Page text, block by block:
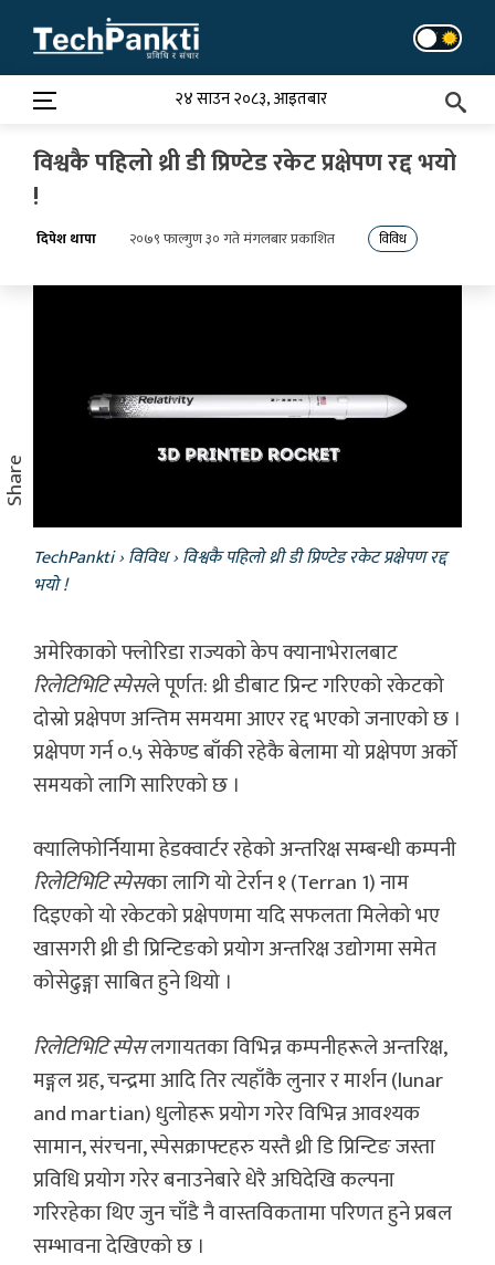
content
२४ साउन २०८३, आइतबार
विश्वकै पहिलो थ्री डी प्रिण्टेड रकेट प्रक्षेपण रद्द भयो
!
दिपेश थापा २०७९ फाल्गुण ३० गते मंगलबार प्रकाशित विविध
TechPankti›विविध›विश्वकै पहिलो थ्री डी प्रिण्टेड रकेट प्रक्षेपण रद्द
भयो !
अमेरिकाको फ्लोरिडा राज्यको केप क्यानाभेरालबाट
रिलेटिभिटि स्पेसले पूर्णत: थ्री डीबाट प्रिन्ट गरिएको रकेटको
दोस्रो प्रक्षेपण अन्तिम समयमा आएर रद्द भएको जनाएको छ ।
प्रक्षेपण गर्न ०.५ सेकेण्ड बाँकी रहेकै बेलामा यो प्रक्षेपण अर्को
समयको लागि सारिएको छ ।
क्यालिफोर्नियामा हेडक्वार्टर रहेको अन्तरिक्ष सम्बन्धी कम्पनी
रिलेटिभिटि स्पेसका लागि यो टेर्रान १ (Terran 1) नाम
दिइएको यो रकेटको प्रक्षेपणमा यदि सफलता मिलेको भए
खासगरी थ्री डी प्रिन्टिङको प्रयोग अन्तरिक्ष उद्योगमा समेत
कोसेढुङ्गा साबित हुने थियो ।
रिलेटिभिटि स्पेसलगायतका विभिन्न कम्पनीहरूले अन्तरिक्ष,
मङ्गल ग्रह, चन्द्रमा आदि तिर त्यहाँकै लुनार र मार्शन (lunar
and martian) धुलोहरू प्रयोग गरेर विभिन्न आवश्यक
सामान, संरचना, स्पेसक्राफ्टहरु यस्तै थ्री डि प्रिन्टिङ जस्ता
प्रविधि प्रयोग गरेर बनाउनेबारे धेरै अघिदेखि कल्पना
गरिरहेका थिए जुन चाँडै नै वास्तविकतामा परिणत हुने प्रबल
सम्भावना देखिएको छ ।